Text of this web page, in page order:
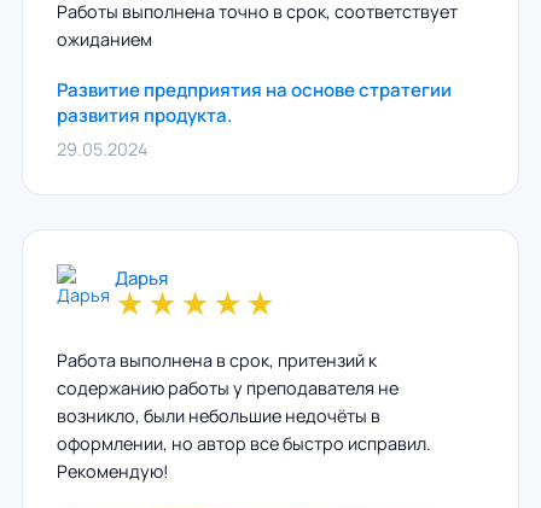
Работы выполнена точно в срок, соответствует
ожиданием
Развитие предприятия на основе стратегии
развития продукта.
29.05.2024
Дарья
★★★★★
Работа выполнена в срок, притензий к
содержанию работы у преподавателя не
возникло, были небольшие недочёты в
оформлении, но автор все быстро исправил.
Рекомендую!